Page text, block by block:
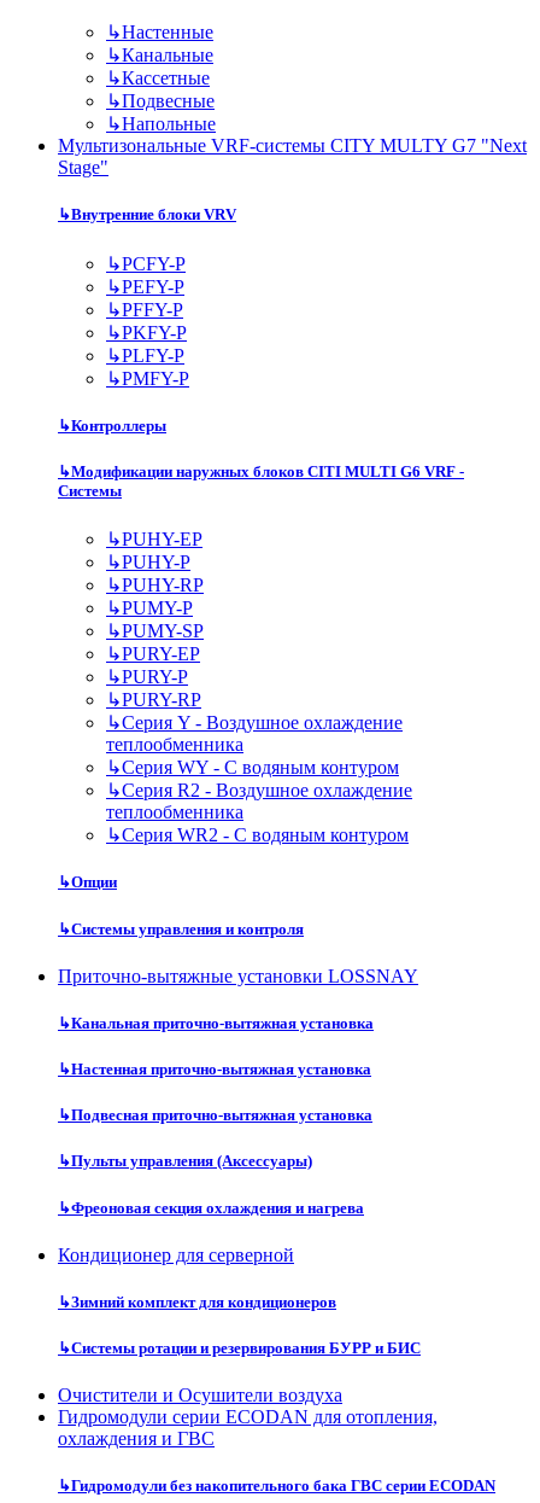
↳Настенные
↳Канальные
↳Кассетные
↳Подвесные
↳Напольные
Мультизональные VRF-системы CITY MULTY G7 "Next
Stage"
↳Внутренние блоки VRV
↳PCFY-P
↳PEFY-P
↳PFFY-P
↳PKFY-P
↳PLFY-P
↳PMFY-P
↳Контроллеры
↳Модификации наружных блоков CITI MULTI G6 VRF -
Системы
↳PUHY-EP
↳PUHY-P
↳PUHY-RP
↳PUMY-P
↳PUMY-SP
↳PURY-EP
↳PURY-P
↳PURY-RP
↳Серия Y - Воздушное охлаждение
теплообменника
↳Серия WY - С водяным контуром
↳Серия R2 - Воздушное охлаждение
теплообменника
↳Серия WR2 - С водяным контуром
↳Опции
↳Системы управления и контроля
Приточно-вытяжные установки LOSSNAY
↳Канальная приточно-вытяжная установка
↳Настенная приточно-вытяжная установка
↳Подвесная приточно-вытяжная установка
↳Пульты управления (Аксессуары)
↳Фреоновая секция охлаждения и нагрева
Кондиционер для серверной
↳Зимний комплект для кондиционеров
↳Системы ротации и резервирования БУРР и БИС
Очистители и Осушители воздуха
Гидромодули серии ECODAN для отопления,
охлаждения и ГВС
↳Гидромодули без накопительного бака ГВС серии ECODAN